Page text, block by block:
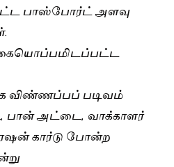
பாஸ்போர்ட் அளவு
கையொப்பமிடப்பட்ட
விண்ணப்பப் படிவம்
அட்டை, வாக்காளர்
கார்டு போன்ற